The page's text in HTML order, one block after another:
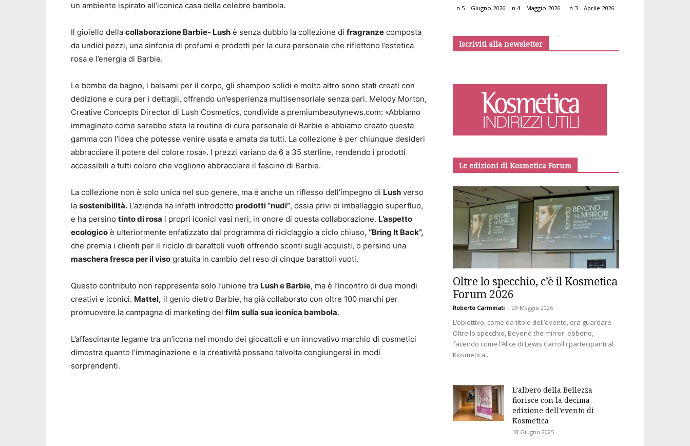
un ambiente ispirato all’iconica casa della celebre bambola.
Il gioiello della collaborazione Barbie- Lush è senza dubbio la collezione di fragranze composta
da undici pezzi, una sinfonia di profumi e prodotti per la cura personale che riflettono l’estetica
rosa e l’energia di Barbie.
Le bombe da bagno, i balsami per il corpo, gli shampoo solidi e molto altro sono stati creati con
dedizione e cura per i dettagli, offrendo un’esperienza multisensoriale senza pari. Melody Morton,
Creative Concepts Director di Lush Cosmetics, condivide a premiumbeautynews.com: «Abbiamo
immaginato come sarebbe stata la routine di cura personale di Barbie e abbiamo creato questa
gamma con l’idea che potesse venire usata e amata da tutti. La collezione è per chiunque desideri
abbracciare il potere del colore rosa». I prezzi variano da 6 a 35 sterline, rendendo i prodotti
accessibili a tutti coloro che vogliono abbracciare il fascino di Barbie.
La collezione non è solo unica nel suo genere, ma è anche un riflesso dell’impegno di Lush verso
la sostenibilità. L’azienda ha infatti introdotto prodotti “nudi”, ossia privi di imballaggio superfluo,
e ha persino tinto di rosa i propri iconici vasi neri, in onore di questa collaborazione. L’aspetto
ecologico è ulteriormente enfatizzato dal programma di riciclaggio a ciclo chiuso, “Bring It Back”,
che premia i clienti per il riciclo di barattoli vuoti offrendo sconti sugli acquisti, o persino una
maschera fresca per il viso gratuita in cambio del reso di cinque barattoli vuoti.
Questo contributo non rappresenta solo l’unione tra Lush e Barbie, ma è l’incontro di due mondi
creativi e iconici. Mattel, il genio dietro Barbie, ha già collaborato con oltre 100 marchi per
promuovere la campagna di marketing del film sulla sua iconica bambola.
L’affascinante legame tra un’icona nel mondo dei giocattoli e un innovativo marchio di cosmetici
dimostra quanto l’immaginazione e la creatività possano talvolta congiungersi in modi
sorprendenti.
n.5 – Giugno 2026 n.4 – Maggio 2026 n.3 – Aprile 2026
Iscriviti alla newsletter
Le edizioni di Kosmetica Forum
Oltre lo specchio, c’è il Kosmetica
Forum 2026
Roberto Carminati - 29 Maggio 2026
L’obiettivo, come da titolo dell’evento, era guardare
Oltre lo specchio, Beyond the mirror: ebbene,
facendo come l’Alice di Lewis Carroll i partecipanti al
Kosmetica...
L’albero della Bellezza
fiorisce con la decima
edizione dell’evento di
Kosmetica
18 Giugno 2025